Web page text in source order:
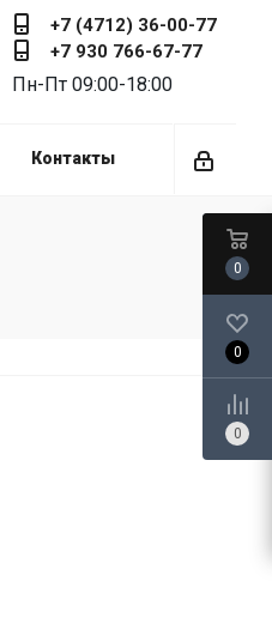
+7 (4712) 36-00-77
+7 930 766-67-77
Пн-Пт 09:00-18:00
Контакты
0
0
0